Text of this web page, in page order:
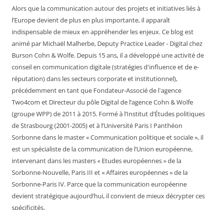
Alors que la communication autour des projets et initiatives liés à
l’Europe devient de plus en plus importante, il apparaît
indispensable de mieux en appréhender les enjeux. Ce blog est
animé par Michaël Malherbe, Deputy Practice Leader - Digital chez
Burson Cohn & Wolfe. Depuis 15 ans, il a développé une activité de
conseil en communication digitale (stratégies d'influence et de e-
réputation) dans les secteurs corporate et institutionnel),
précédemment en tant que Fondateur-Associé de l'agence
Two4com et Directeur du pôle Digital de l’agence Cohn & Wolfe
(groupe WPP) de 2011 à 2015. Formé à l’Institut d’Études politiques
de Strasbourg (2001-2005) et à l’Université Paris I Panthéon
Sorbonne dans le master « Communication politique et sociale », il
est un spécialiste de la communication de l’Union européenne,
intervenant dans les masters « Etudes européennes » de la
Sorbonne-Nouvelle, Paris III et « Affaires européennes » de la
Sorbonne-Paris IV. Parce que la communication européenne
devient stratégique aujourd’hui, il convient de mieux décrypter ces
spécificités.